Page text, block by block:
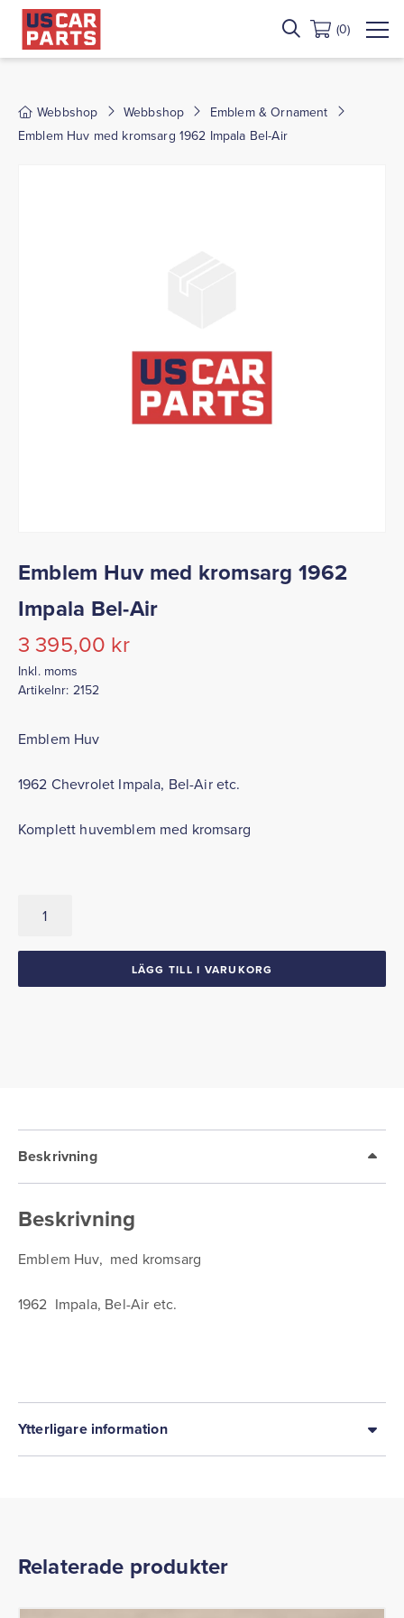
(0)
Webbshop Webbshop
Emblem & Ornament
Emblem Huv med kromsarg 1962 Impala Bel-Air
Emblem Huv med kromsarg 1962
Impala Bel-Air
3 395,00 kr
Inkl. moms
Artikelnr: 2152
Emblem Huv
1962 Chevrolet Impala, Bel-Air etc.
Komplett huvemblem med kromsarg
LÄGG TILL I VARUKORG
Beskrivning
Beskrivning
Emblem Huv, med kromsarg
1962 Impala, Bel-Air etc.
Ytterligare information
Relaterade produkter